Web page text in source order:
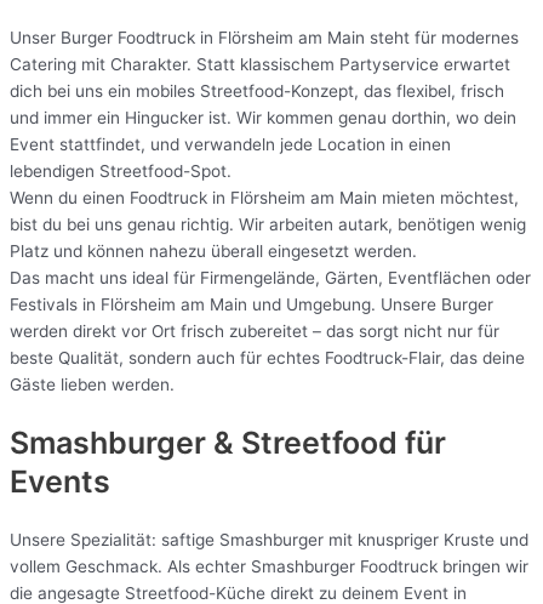
Unser Burger Foodtruck in Flörsheim am Main steht für modernes
Catering mit Charakter. Statt klassischem Partyservice erwartet
dich bei uns ein mobiles Streetfood-Konzept, das flexibel, frisch
und immer ein Hingucker ist. Wir kommen genau dorthin, wo dein
Event stattfindet, und verwandeln jede Location in einen
lebendigen Streetfood-Spot.
Wenn du einen Foodtruck in Flörsheim am Main mieten möchtest,
bist du bei uns genau richtig. Wir arbeiten autark, benötigen wenig
Platz und können nahezu überall eingesetzt werden.
Das macht uns ideal für Firmengelände, Gärten, Eventflächen oder
Festivals in Flörsheim am Main und Umgebung. Unsere Burger
werden direkt vor Ort frisch zubereitet – das sorgt nicht nur für
beste Qualität, sondern auch für echtes Foodtruck-Flair, das deine
Gäste lieben werden.
Smashburger & Streetfood für
Events
Unsere Spezialität: saftige Smashburger mit knuspriger Kruste und
vollem Geschmack. Als echter Smashburger Foodtruck bringen wir
die angesagte Streetfood-Küche direkt zu deinem Event in